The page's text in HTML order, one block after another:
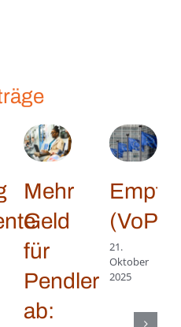
Mehr
Geld
für
Pendler
ab:
(VoP)
21.
Oktober
2025